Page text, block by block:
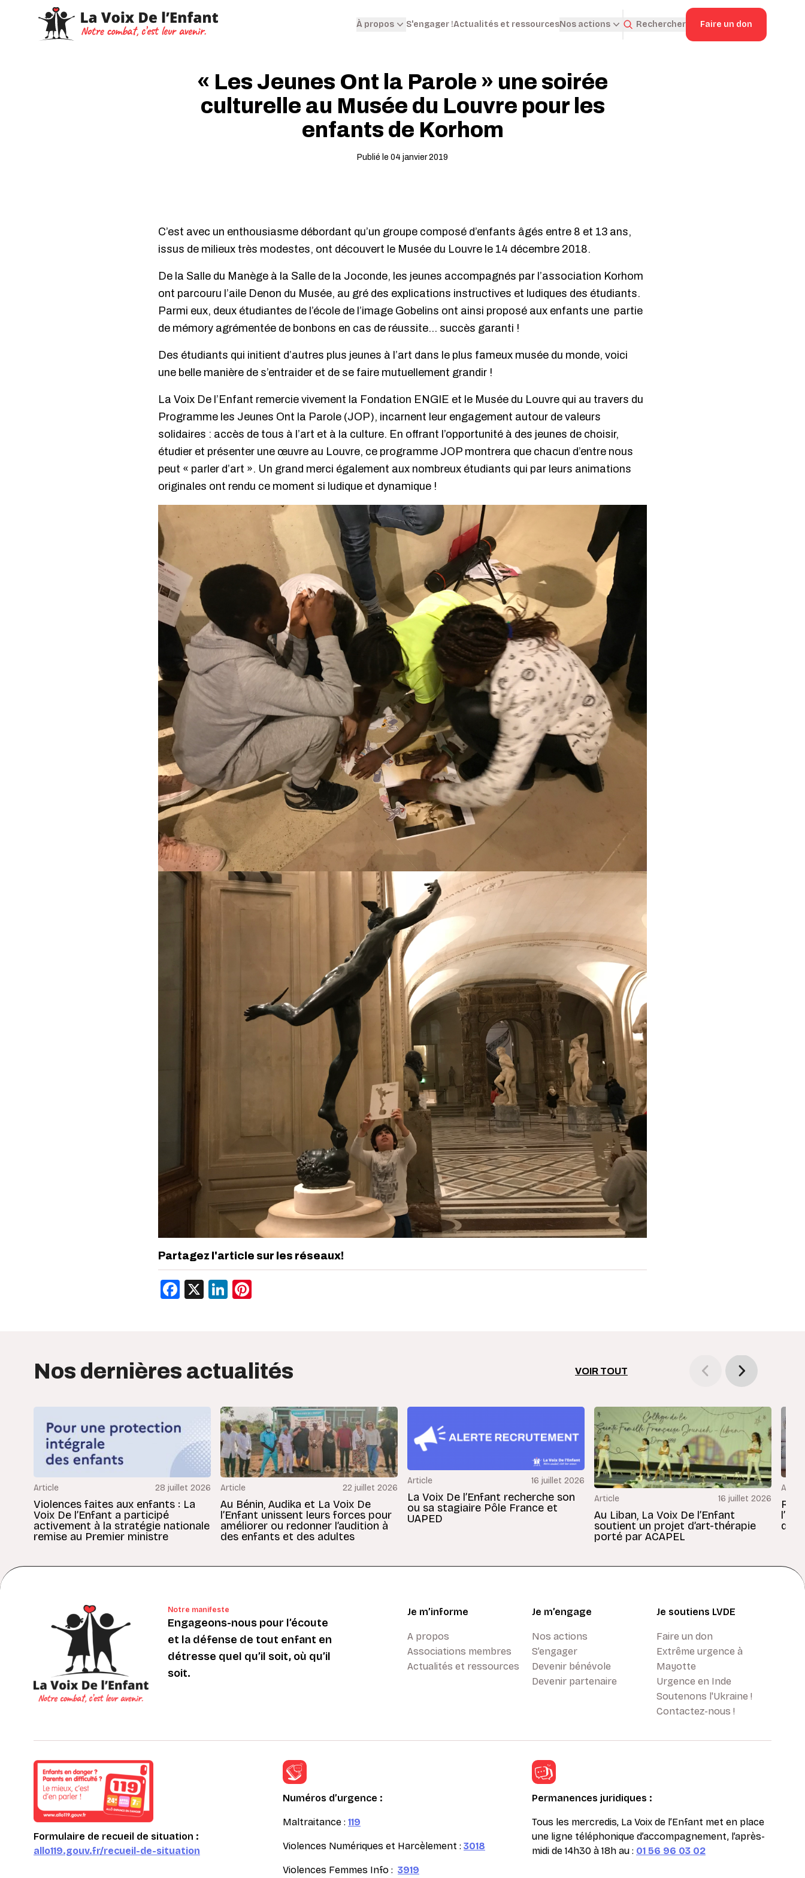
À propos S'engager !Actualités et ressourcesNos actions Rechercher Faire un don
« Les Jeunes Ont la Parole » une soirée
culturelle au Musée du Louvre pour les
enfants de Korhom
Publié le 04 janvier 2019
C’est avec un enthousiasme débordant qu’un groupe composé d’enfants âgés entre 8 et 13 ans,
issus de milieux très modestes, ont découvert le Musée du Louvre le 14 décembre 2018.
De la Salle du Manège à la Salle de la Joconde, les jeunes accompagnés par l’association Korhom
ont parcouru l’aile Denon du Musée, au gré des explications instructives et ludiques des étudiants.
Parmi eux, deux étudiantes de l’école de l’image Gobelins ont ainsi proposé aux enfants une partie
de mémory agrémentée de bonbons en cas de réussite… succès garanti !
Des étudiants qui initient d’autres plus jeunes à l’art dans le plus fameux musée du monde, voici
une belle manière de s’entraider et de se faire mutuellement grandir !
La Voix De l’Enfant remercie vivement la Fondation ENGIE et le Musée du Louvre qui au travers du
Programme les Jeunes Ont la Parole (JOP), incarnent leur engagement autour de valeurs
solidaires : accès de tous à l’art et à la culture. En offrant l’opportunité à des jeunes de choisir,
étudier et présenter une œuvre au Louvre, ce programme JOP montrera que chacun d’entre nous
peut « parler d’art ». Un grand merci également aux nombreux étudiants qui par leurs animations
originales ont rendu ce moment si ludique et dynamique !
Partagez l'article sur les réseaux!
Facebook
X LinkedIn
Nos dernières actualités VOIR TOUT
Article 28 juillet 2026
Violences faites aux enfants : La
Voix De l’Enfant a participé
activement à la stratégie nationale
remise au Premier ministre
Article 22 juillet 2026
Au Bénin, Audika et La Voix De
l’Enfant unissent leurs forces pour
améliorer ou redonner l’audition à
des enfants et des adultes
Article 16 juillet 2026
La Voix De l’Enfant recherche son
ou sa stagiaire Pôle France et
UAPED
Article 16 juillet 2026
Au Liban, La Voix De l’Enfant
soutient un projet d’art-thérapie
porté par ACAPEL
Notre manifeste
Engageons-nous pour l’écoute
et la défense de tout enfant en
détresse quel qu’il soit, où qu’il
soit.
Je m’informe
A propos
Associations membres
Actualités et ressources
Je m’engage
Nos actions
S’engager
Devenir bénévole
Devenir partenaire
Je soutiens LVDE
Faire un don
Extrême urgence à
Mayotte
Urgence en Inde
Soutenons l'Ukraine !
Contactez-nous !
Formulaire de recueil de situation :
allo119.gouv.fr/recueil-de-situation
Numéros d’urgence :
Maltraitance : 119
Violences Numériques et Harcèlement : 3018
Violences Femmes Info : 3919
Permanences juridiques :
Tous les mercredis, La Voix de l’Enfant met en place
une ligne téléphonique d’accompagnement, l’après-
midi de 14h30 à 18h au : 01 56 96 03 02